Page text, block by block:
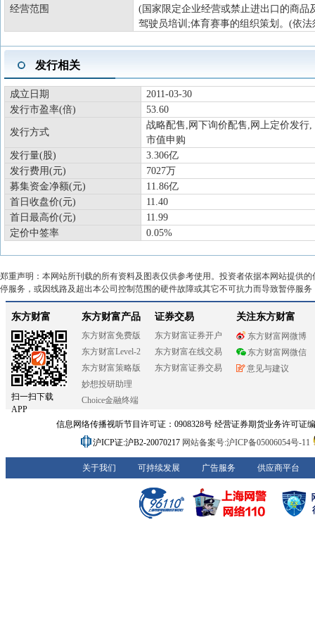
经营范围
(国家限定企业经营或禁止进出口的商
驾驶员培训;体育赛事的组织策划。(依
发行相关
成立日期
2011-03-30
发行市盈率(倍)
53.60
发行方式
战略配售,网下询价配售,网上定价发行,
市值申购
发行量(股)
3.306亿
发行费用(元)
7027万
募集资金净额(元)
11.86亿
首日收盘价(元)
11.40
首日最高价(元)
11.99
定价中签率
0.05%
郑重声明：本网站所刊载的所有资料及图表仅供参考使用。投资者依据本网站提供
停服务，或因线路及超出本公司控制范围的硬件故障或其它不可抗力而导致暂停服